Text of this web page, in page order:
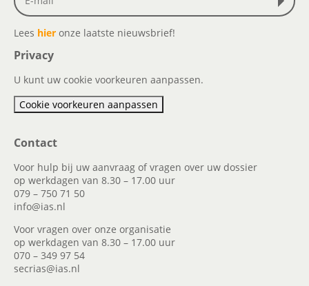
Lees hier onze laatste nieuwsbrief!
Privacy
U kunt uw cookie voorkeuren aanpassen.
Cookie voorkeuren aanpassen
Contact
Voor hulp bij uw aanvraag of vragen over uw dossier
op werkdagen van 8.30 – 17.00 uur
079 – 750 71 50
info@ias.nl
Voor vragen over onze organisatie
op werkdagen van 8.30 – 17.00 uur
070 – 349 97 54
secrias@ias.nl